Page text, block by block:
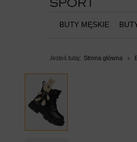
BUTY MĘSKIE
Jesteś tutaj: Strona główna